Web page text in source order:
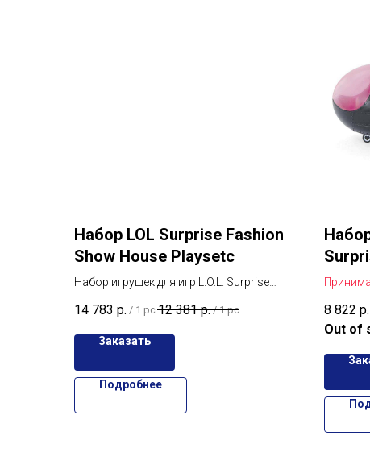
Набор LOL Surprise Fashion
Show House Playsetс
Набор игрушек для игр L.O.L. Surprise
сюрпризами внутри.
14 783 р. / 1 pc 12 381 р. / 1 pc
Заказать
Подробнее
Plane
50
самолет
8 822 р.
Out of